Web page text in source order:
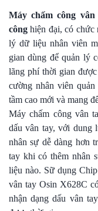
Máy chấm công vân
công hiện đại, có chức
lý dữ liệu nhân viên
gian dùng để quản lý
lãng phí thời gian
cường nhân viên
tầm cao mới và mang
Máy chấm công vân
dấu vân tay, với dung
nhân sự dễ dàng hơn
tay khi có thêm nhân
liệu nào. Sữ dụng
vân tay Osin X628C
nhận dạng dấu vân